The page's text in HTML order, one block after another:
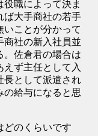
職によって決ま
ば大手商社の若手
いことが分かって
商社の新入社員並
。佐倉君の場合は
ず主任として入
長として派遣され
の給与になると思
どのくらいです